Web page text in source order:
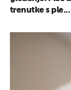
trenutke s ple...